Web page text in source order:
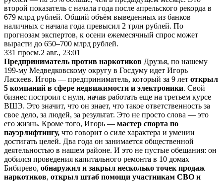
второй показатель с начала года после апрельского рекорда в
679 млрд рублей. Общий объём выведенных из банков
наличных с начала года превысил 2 трлн рублей. По
прогнозам экспертов, к осени ежемесячный спрос может
вырасти до 650–700 млрд рублей.
331 просм.2 авг., 23:01
Предприниматель против наркотиков Друзья, по нашему
199-му Медведковскому округу в Госдуму идет Игорь
Ласкеев. Игорь — предприниматель, который за 9 лет открыл
5 компаний в сфере недвижимости и электроники. Свой
бизнес построил с нуля, начав работать еще на третьем курсе
ВШЭ. Это значит, что он знает, что такое ответственность за
свое дело, за людей, за результат. Это не просто слова — это
его жизнь. Кроме того, Игорь — мастер спорта по
пауэрлифтингу, что говорит о силе характера и умении
достигать целей. Два года он занимается общественной
деятельностью в нашем районе. И это не пустые обещания: он
добился проведения капитального ремонта в 10 домах
Бибирево, обнаружил и закрыл несколько точек продаж
наркотиков, открыл штаб помощи участникам СВО и